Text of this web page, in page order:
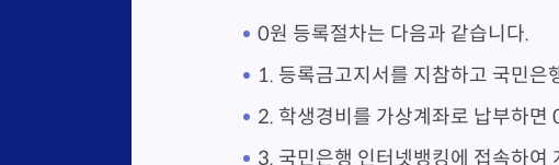
0원 등록절차는 다음과 같습니다.
1. 등록금고지서를 지참하고 국민
2. 학생경비를 가상계좌로 납부하면
3. 국민은행 인터넷뱅킹에 접속하